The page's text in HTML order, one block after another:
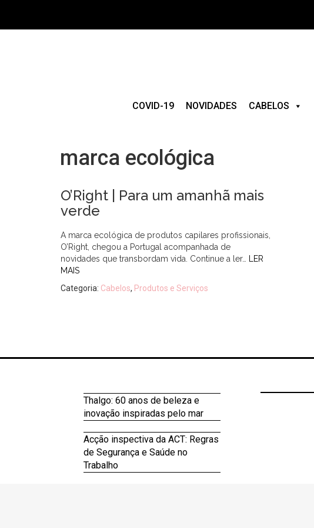
COVID-19 NOVIDADES CABELOS
marca ecológica
O’Right | Para um amanhã mais
verde
A marca ecológica de produtos capilares profissionais,
O’Right, chegou a Portugal acompanhada de
novidades que transbordam vida. Continue a ler…
LER
MAIS
Categoria: Cabelos, Produtos e Serviços
Thalgo: 60 anos de beleza e
inovação inspiradas pelo mar
Acção inspectiva da ACT: Regras
de Segurança e Saúde no
Trabalho